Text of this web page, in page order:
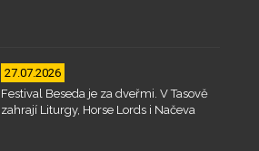
27.07.2026
Festival Beseda je za dveřmi. V Tasově
zahrají Liturgy, Horse Lords i Načeva